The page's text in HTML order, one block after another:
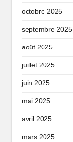
octobre 2025
septembre 2025
août 2025
juillet 2025
juin 2025
mai 2025
avril 2025
mars 2025